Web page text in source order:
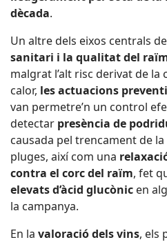
dècada.
Un altre dels eixos centrals
sanitari i la qualitat del
malgrat l’alt risc derivat de la
calor, les actuacions
van permetre’n un control
detectar presència de
causada pel trencament de
pluges, així com una
contra el corc del raïm, fet
elevats d’àcid glucònic en
la campanya.
En la valoració dels vins, els